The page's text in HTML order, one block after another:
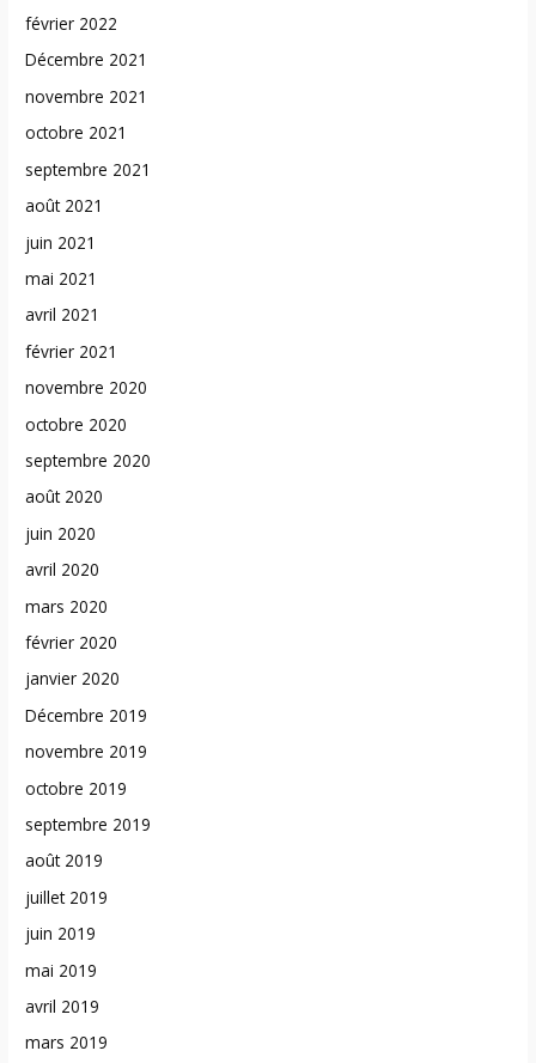
février 2022
Décembre 2021
novembre 2021
octobre 2021
septembre 2021
août 2021
juin 2021
mai 2021
avril 2021
février 2021
novembre 2020
octobre 2020
septembre 2020
août 2020
juin 2020
avril 2020
mars 2020
février 2020
janvier 2020
Décembre 2019
novembre 2019
octobre 2019
septembre 2019
août 2019
juillet 2019
juin 2019
mai 2019
avril 2019
mars 2019